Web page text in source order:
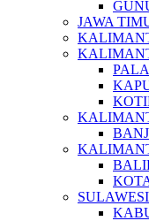
JAWA